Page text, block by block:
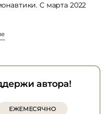
С марта 2022
автора!
ЕЖЕМЕСЯЧНО